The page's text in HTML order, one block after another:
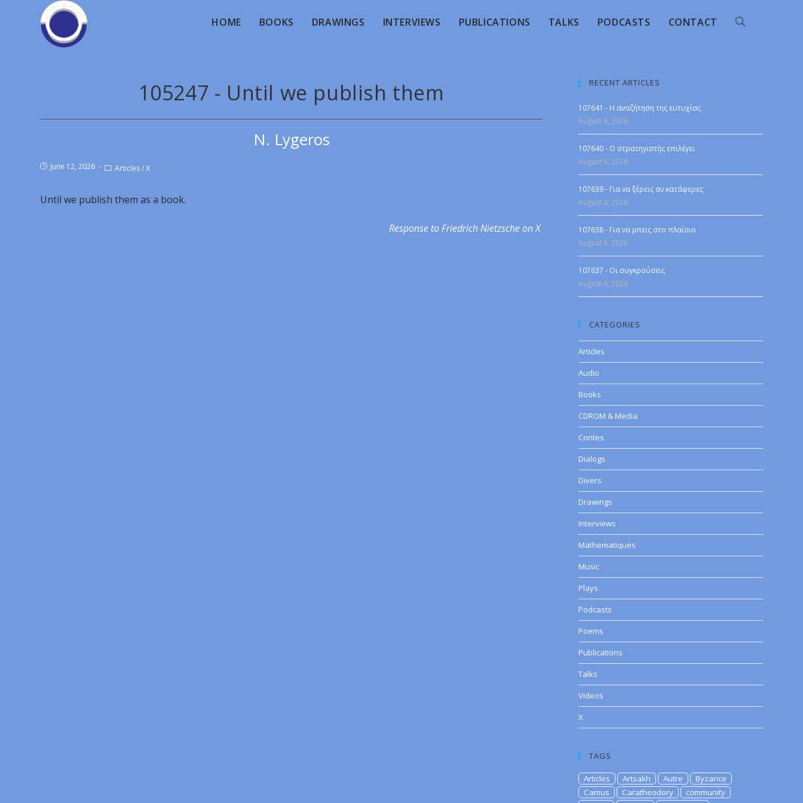
HOME BOOKS DRAWINGS INTERVIEWS PUBLICATIONS TALKS PODCASTS CONTACT
105247 - Until we publish them
N. Lygeros
June 12, 2026 Articles/X
Until we publish them as a book.
Response to Friedrich Nietzsche on X
RECENT ARTICLES
107641 - Η αναζήτηση της ευτυχίας
August 6, 2026
107640 - Ο στρατηγιστής επιλέγει
August 6, 2026
107639 - Για να ξέρεις αν κατάφερες
August 6, 2026
107638 - Για να μπεις στο πλαίσιο
August 6, 2026
107637 - Οι συγκρούσεις
August 6, 2026
CATEGORIES
Articles
Audio
Books
CDROM & Media
Contes
Dialogs
Divers
Drawings
Interviews
Mathematiques
Music
Plays
Podcasts
Poems
Publications
Talks
Videos
X
TAGS
Articles Artsakh Autre
Byzance
Camus
Caratheodory
community